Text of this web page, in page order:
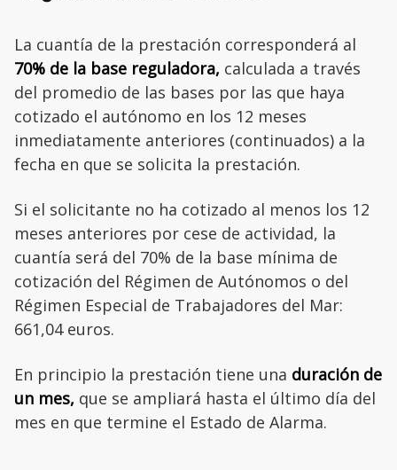
La cuantía de la prestación corresponderá al
70% de la base reguladora, calculada a través
del promedio de las bases por las que haya
cotizado el autónomo en los 12 meses
inmediatamente anteriores (continuados) a la
fecha en que se solicita la prestación.
Si el solicitante no ha cotizado al menos los 12
meses anteriores por cese de actividad, la
cuantía será del 70% de la base mínima de
cotización del Régimen de Autónomos o del
Régimen Especial de Trabajadores del Mar:
661,04 euros.
En principio la prestación tiene una duración de
un mes, que se ampliará hasta el último día del
mes en que termine el Estado de Alarma.